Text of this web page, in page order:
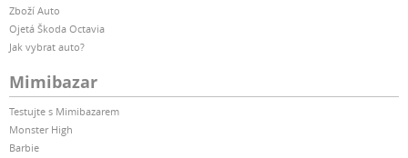
Zboží Auto
Ojetá Škoda Octavia
Jak vybrat auto?
Mimibazar
Testujte s Mimibazarem
Monster High
Barbie